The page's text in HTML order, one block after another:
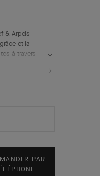
& Arpels
et la
à travers
PAR